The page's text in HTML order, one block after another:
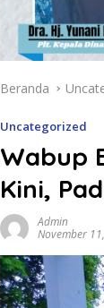
Beranda
Uncategorized
Wabup
Kini,
Admin
November